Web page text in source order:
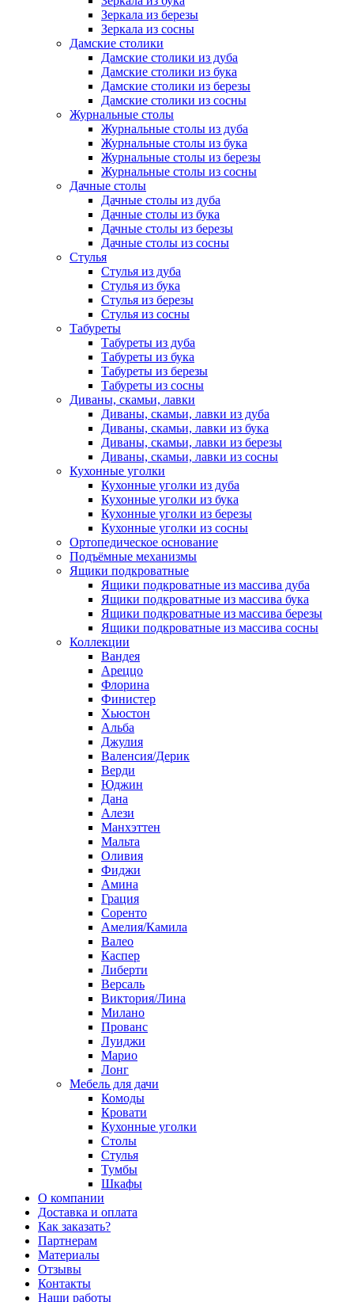
Зеркала из березы
Зеркала из сосны
Дамские столики
Дамские столики из дуба
Дамские столики из бука
Дамские столики из березы
Дамские столики из сосны
Журнальные столы
Журнальные столы из дуба
Журнальные столы из бука
Журнальные столы из березы
Журнальные столы из сосны
Дачные столы
Дачные столы из дуба
Дачные столы из бука
Дачные столы из березы
Дачные столы из сосны
Стулья
Стулья из дуба
Стулья из бука
Стулья из березы
Стулья из сосны
Табуреты
Табуреты из дуба
Табуреты из бука
Табуреты из березы
Табуреты из сосны
Диваны, скамьи, лавки
Диваны, скамьи, лавки из дуба
Диваны, скамьи, лавки из бука
Диваны, скамьи, лавки из березы
Диваны, скамьи, лавки из сосны
Кухонные уголки
Кухонные уголки из дуба
Кухонные уголки из бука
Кухонные уголки из березы
Кухонные уголки из сосны
Ортопедическое основание
Подъёмные механизмы
Ящики подкроватные
Ящики подкроватные из массива дуба
Ящики подкроватные из массива бука
Ящики подкроватные из массива березы
Ящики подкроватные из массива сосны
Коллекции
Вандея
Ареццо
Флорина
Финистер
Хьюстон
Альба
Джулия
Валенсия/Дерик
Верди
Юджин
Дана
Алези
Манхэттен
Мальта
Оливия
Фиджи
Амина
Грация
Соренто
Амелия/Камила
Валео
Каспер
Либерти
Версаль
Виктория/Лина
Милано
Прованс
Луиджи
Марио
Лонг
Мебель для дачи
Комоды
Кровати
Кухонные уголки
Столы
Стулья
Тумбы
Шкафы
О компании
Доставка и оплата
Как заказать?
Партнерам
Материалы
Отзывы
Контакты
Наши работы